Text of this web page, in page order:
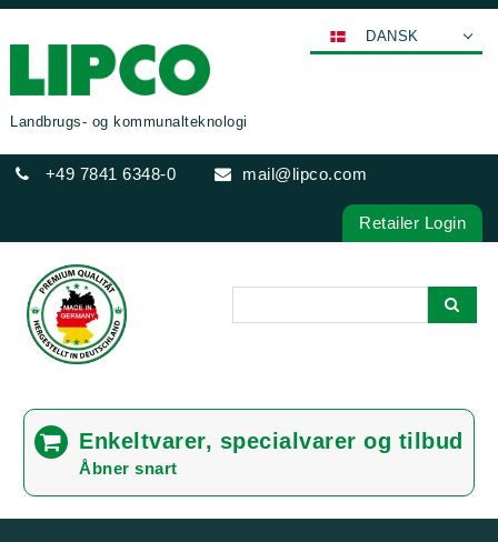
Landbrugs- og kommunalteknologi
+49 7841 6348-0 mail@lipco.com
POLSKI
ITALIANO
ČEŠTINA
PORTUGUÊS
DANSK
Retailer Login
Enkeltvarer, specialvarer og tilbud
Åbner snart